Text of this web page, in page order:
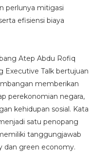
perlunya mitigasi
efisiensi biaya
Atep Abdu Rofiq
Executive Talk bertujuan
memberikan
perekonomian negara,
kehidupan sosial. Kata
satu penopang
tanggungjawab
dan green economy.